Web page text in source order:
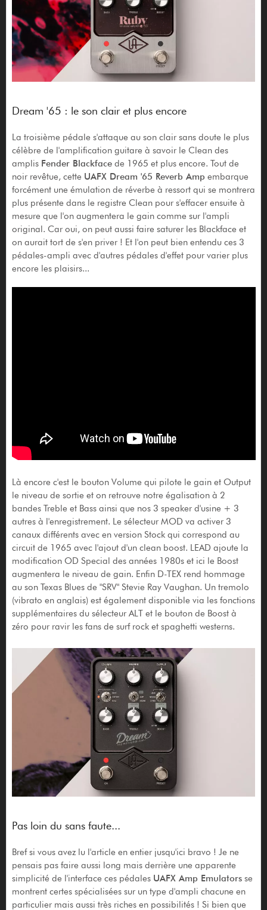
Dream '65 : le son clair et plus encore
La troisième pédale s'attaque au son clair sans doute le plus
célèbre de l'amplification guitare à savoir le Clean des
amplis Fender Blackfacede 1965 et plus encore. Tout de
noir revêtue, cette UAFX Dream '65 Reverb Amp embarque
forcément une émulation de réverbe à ressort qui se montrera
plus présente dans le registre Clean pour s'effacer ensuite à
mesure que l'on augmentera le gain comme sur l'ampli
original. Car oui, on peut aussi faire saturer les Blackface et
on aurait tort de s'en priver ! Et l'on peut bien entendu ces 3
pédales-ampli avec d'autres pédales d'effet pour varier plus
encore les plaisirs...
Là encore c'est le bouton Volume qui pilote le gain et Output
le niveau de sortie et on retrouve notre égalisation à 2
bandes Treble et Bass ainsi que nos 3 speaker d'usine + 3
autres à l'enregistrement. Le sélecteur MOD va activer 3
canaux différents avec en version Stock qui correspond au
circuit de 1965 avec l'ajout d'un clean boost. LEAD ajoute la
modification OD Special des années 1980s et ici le Boost
augmentera le niveau de gain. Enfin D-TEX rend hommage
au son Texas Blues de "SRV" Stevie Ray Vaughan. Un tremolo
(vibrato en anglais) est également disponible via les fonctions
supplémentaires du sélecteur ALT et le bouton de Boost à
zéro pour ravir les fans de surf rock et spaghetti westerns.
Pas loin du sans faute...
Bref si vous avez lu l'article en entier jusqu'ici bravo ! Je ne
pensais pas faire aussi long mais derrière une apparente
simplicité de l'interface ces pédales UAFX Amp Emulatorsse
montrent certes spécialisées sur un type d'ampli chacune en
particulier mais aussi très riches en possibilités ! Si bien que